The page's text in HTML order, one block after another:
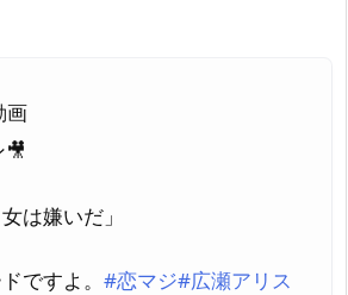
画
は嫌いだ」
ですよ。 #恋マジ#広瀬アリス